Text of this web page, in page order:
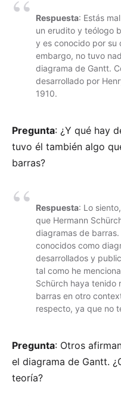
Respuesta: Estás
un erudito y teólogo
y es conocido por su
embargo, no tuvo
diagrama de Gantt.
desarrollado por
1910.
Pregunta: ¿Y qué hay
tuvo él también algo
barras?
Respuesta: Lo
que Hermann
diagramas de
conocidos como
desarrollados y
tal como he
Schürch haya tenido
barras en otro
respecto, ya que no
Pregunta: Otros
el diagrama de Gantt.
teoría?